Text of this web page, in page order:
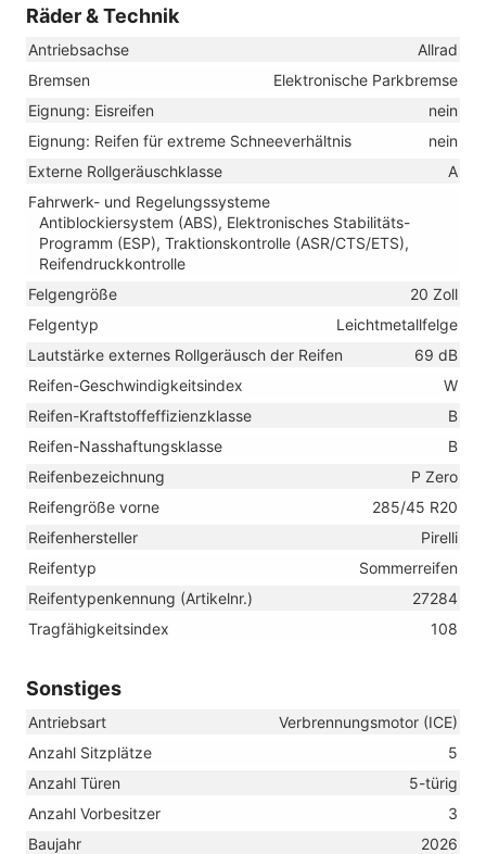
Räder & Technik
Antriebsachse
Allrad
Bremsen
Elektronische Parkbremse
Eignung: Eisreifen
nein
Eignung: Reifen für extreme Schneeverhältnis
nein
Externe Rollgeräuschklasse
A
Fahrwerk- und Regelungssysteme
Antiblockiersystem (ABS), Elektronisches Stabilitäts-
Programm (ESP), Traktionskontrolle (ASR/CTS/ETS),
Reifendruckkontrolle
Felgengröße
20 Zoll
Felgentyp
Leichtmetallfelge
Lautstärke externes Rollgeräusch der Reifen
69 dB
Reifen-Geschwindigkeitsindex
W
Reifen-Kraftstoffeffizienzklasse
B
Reifen-Nasshaftungsklasse
B
Reifenbezeichnung
P Zero
Reifengröße vorne
285/45 R20
Reifenhersteller
Pirelli
Reifentyp
Sommerreifen
Reifentypenkennung (Artikelnr.)
27284
Tragfähigkeitsindex
108
Sonstiges
Antriebsart
Verbrennungsmotor (ICE)
Anzahl Sitzplätze
5
Anzahl Türen
5-türig
Anzahl Vorbesitzer
3
Baujahr
2026